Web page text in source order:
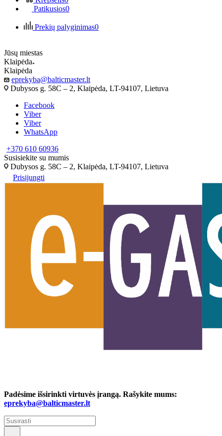
Patikusios0
Prekių palyginimas0
Jūsų miestas
Klaipėda
Klaipėda
eprekyba@balticmaster.lt
Dubysos g. 58C – 2, Klaipėda, LT-94107, Lietuva
Facebook
Viber
Viber
WhatsApp
+370 610 60936
Susisiekite su mumis
Dubysos g. 58C – 2, Klaipėda, LT-94107, Lietuva
Prisijungti
Padėsime išsirinkti virtuvės įrangą. Rašykite mums:
eprekyba@balticmaster.lt